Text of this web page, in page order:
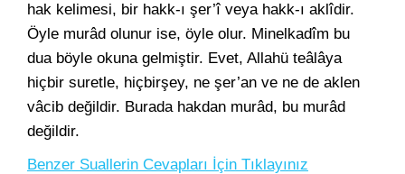
hak kelimesi, bir hakk-ı şer’î veya hakk-ı aklîdir.
Öyle murâd olunur ise, öyle olur. Minelkadîm bu
dua böyle okuna gelmiştir. Evet, Allahü teâlâya
hiçbir suretle, hiçbirşey, ne şer’an ve ne de aklen
vâcib değildir. Burada hakdan murâd, bu murâd
değildir.
Benzer Suallerin Cevapları İçin Tıklayınız